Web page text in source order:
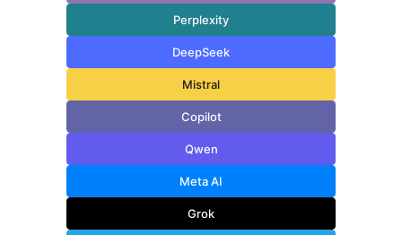
Perplexity
DeepSeek
Mistral
Copilot
Qwen
Meta AI
Grok